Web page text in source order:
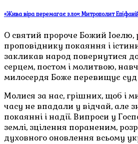
«Жива віра перемагає зло»: Митрополит
О святий пророче Божий Іоелю,
проповіднику покаяння і
закликав народ повернутися
серцем, постом і молитвою,
милосердя Боже перевищує суд
Молися за нас, грішних, щоб і
часу не впадали у відчай, але
покаянні і надії. Випроси у
землі, зцілення пораненим,
духовного оновлення всьому